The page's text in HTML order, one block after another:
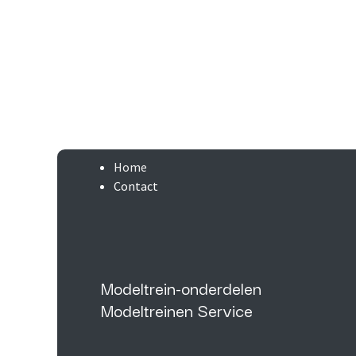
Home
Contact
Modeltrein-onderdelen
Modeltreinen Service